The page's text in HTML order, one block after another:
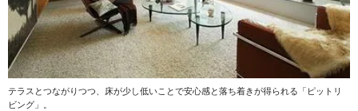
テラスとつながりつつ、床が少し低いことで安心感と落ち着きが得られる「ピットリ
ビング」。